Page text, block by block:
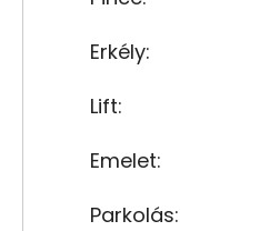
Erkély:
Lift:
Emelet:
Parkolás: